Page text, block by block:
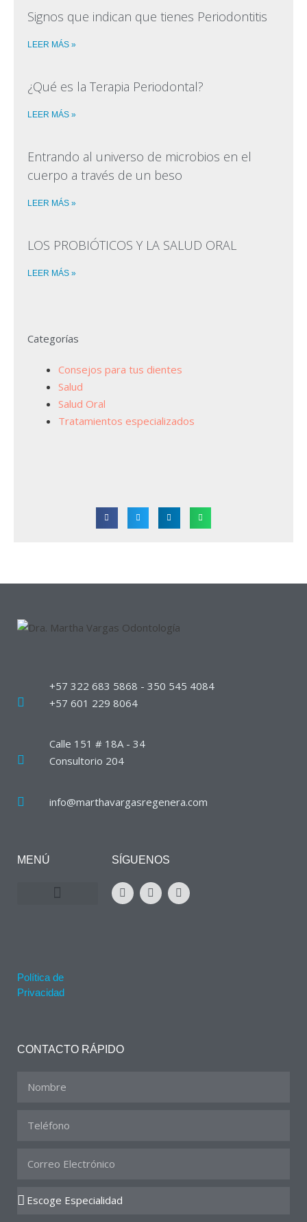
Signos que indican que tienes Periodontitis
LEER MÁS »
¿Qué es la Terapia Periodontal?
LEER MÁS »
Entrando al universo de microbios en el
cuerpo a través de un beso
LEER MÁS »
LOS PROBIÓTICOS Y LA SALUD ORAL
LEER MÁS »
Categorías
Consejos para tus dientes
Salud
Salud Oral
Tratamientos especializados
+57 322 683 5868 - 350 545 4084
+57 601 229 8064
Calle 151 # 18A - 34
Consultorio 204
info@marthavargasregenera.com
MENÚ
Política de
Privacidad
SÍGUENOS
CONTACTO RÁPIDO